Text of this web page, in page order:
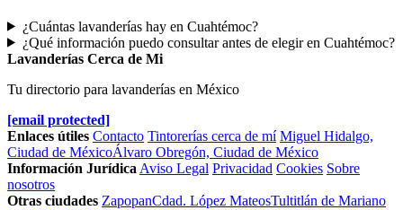
¿Cuántas lavanderías hay en Cuahtémoc?
¿Qué información puedo consultar antes de elegir en Cuahtémoc?
Lavanderías Cerca de Mi
Tu directorio para lavanderías en México
[email protected]
Enlaces útiles Contacto Tintorerías cerca de mí Miguel Hidalgo,
Ciudad de MéxicoÁlvaro Obregón, Ciudad de México
Información Jurídica Aviso Legal Privacidad Cookies Sobre
nosotros
Otras ciudades ZapopanCdad. López MateosTultitlán de Mariano